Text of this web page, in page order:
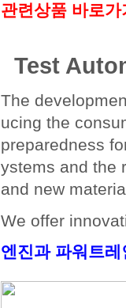
관련상품 바로가
Test
The
ucing the
preparedness
ystems and the
and new
We offer
엔진과 파워트레